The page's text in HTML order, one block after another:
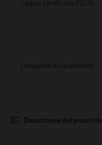
Legno certificato FSC®
Longevità e riparabilità
Descrizione del prodotto